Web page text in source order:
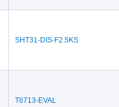
Silicon Labs(78)
SHT31-DIS-F2.5KS
T6713-EVAL